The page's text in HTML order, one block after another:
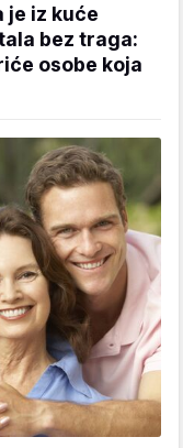
je iz kuće
bez traga:
osobe koja